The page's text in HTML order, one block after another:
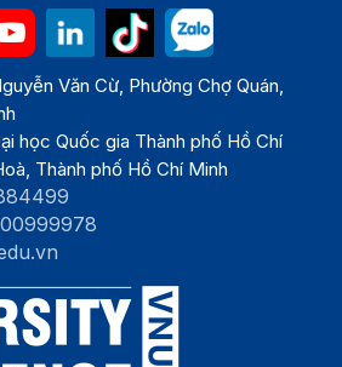
Văn Cừ, Phường Chợ Quán,
học Quốc gia Thành phố Hồ Chí
Thành phố Hồ Chí Minh